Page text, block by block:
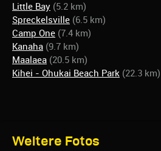
Little Bay (5.2 km)
Spreckelsville (6.5 km)
Camp One (7.4 km)
Kanaha (9.7 km)
Maalaea (20.5 km)
Kihei - Ohukai Beach Park (22.3 km)
Weitere Fotos